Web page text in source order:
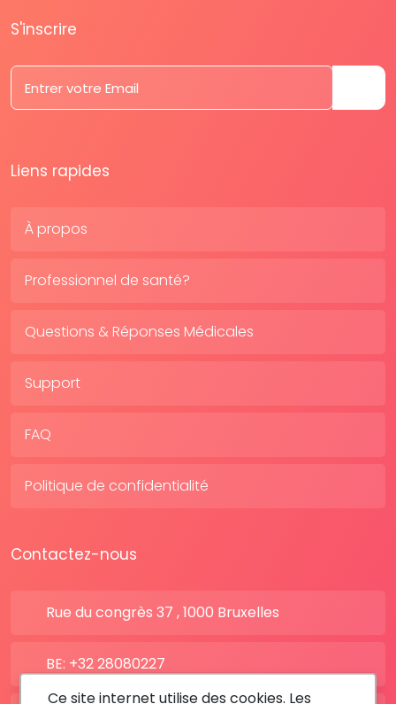
S'inscrire
Liens rapides
À propos
Professionnel de santé?
Questions & Réponses Médicales
Support
FAQ
Politique de confidentialité
Contactez-nous
Rue du congrès 37 , 1000 Bruxelles
BE: +32 28080227
Ce site internet utilise des cookies. Les